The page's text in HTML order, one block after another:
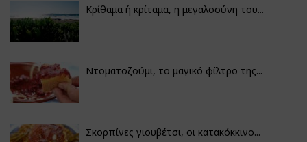
Κρίθαμα ή κρίταμα, η μεγαλοσύνη του...
Ντοματοζούμι, το μαγικό φίλτρο της...
Σκορπίνες γιουβέτσι, οι κατακόκκινο...